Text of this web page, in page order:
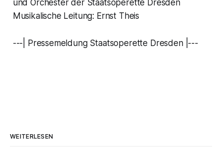
und Orchester der Staatsoperette Dresden
Musikalische Leitung: Ernst Theis
---| Pressemeldung Staatsoperette Dresden |---
WEITERLESEN